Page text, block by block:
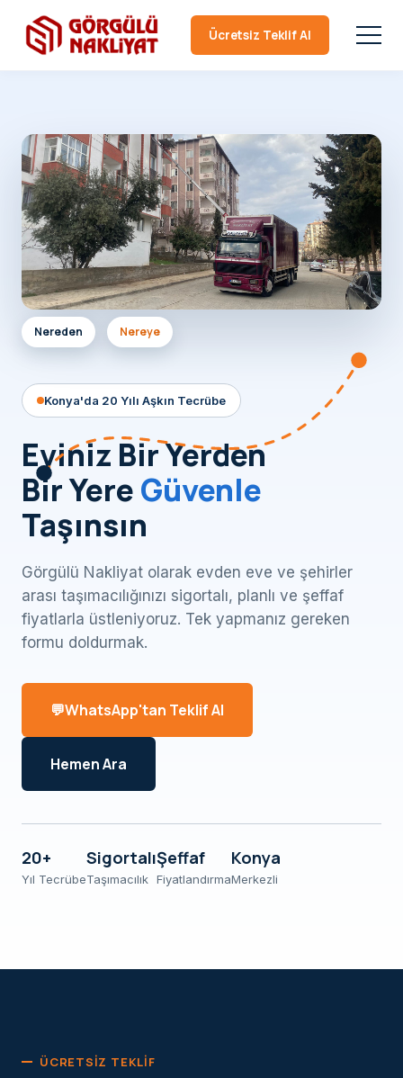
Ücretsiz Teklif Al
Konya'da 20 Yılı Aşkın Tecrübe
Eviniz Bir Yerden
Bir YereGüvenle
Taşınsın
Görgülü Nakliyat olarak evden eve ve şehirler
arası taşımacılığınızı sigortalı, planlı ve şeffaf
fiyatlarla üstleniyoruz. Tek yapmanız gereken
formu doldurmak.
WhatsApp'tan Teklif Al
Hemen Ara
20+
Yıl Tecrübe
Sigortalı
Taşımacılık
Şeffaf
Fiyatlandırma
Konya
Merkezli
Nereden Nereye
ÜCRETSIZ TEKLIF